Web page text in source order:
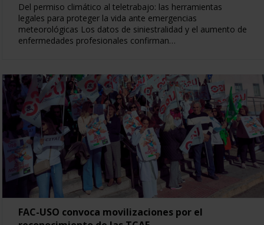
Del permiso climático al teletrabajo: las herramientas
legales para proteger la vida ante emergencias
meteorológicas Los datos de siniestralidad y el aumento de
enfermedades profesionales confirman…
FAC-USO convoca movilizaciones por el